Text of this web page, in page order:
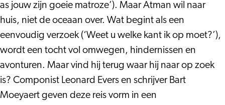
as jouw zijn goeie matroze’). Maar Atman wil naar
huis, niet de oceaan over. Wat begint als een
eenvoudig verzoek (‘Weet u welke kant ik op moet?’),
wordt een tocht vol omwegen, hindernissen en
avonturen. Maar vind hij terug waar hij naar op zoek
is? Componist Leonard Evers en schrijver Bart
Moeyaert geven deze reis vorm in een